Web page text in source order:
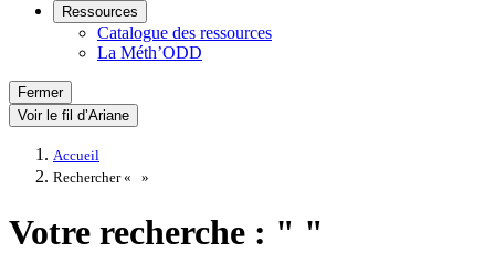
Ressources
Catalogue des ressources
La Méth’ODD
Fermer
Voir le fil d’Ariane
Accueil
Rechercher «
»
Votre recherche : " "